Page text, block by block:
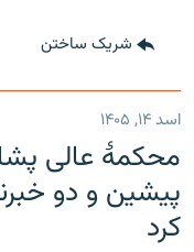
شریک ساختن
اسد ۱۴, ۱۴۰۵
محکمۀ عالی
پیشین و دو
کرد